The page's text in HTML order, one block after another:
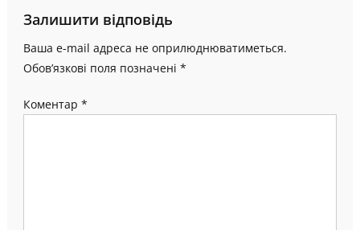
Залишити відповідь
Ваша e-mail адреса не оприлюднюватиметься.
Обов’язкові поля позначені *
Коментар *